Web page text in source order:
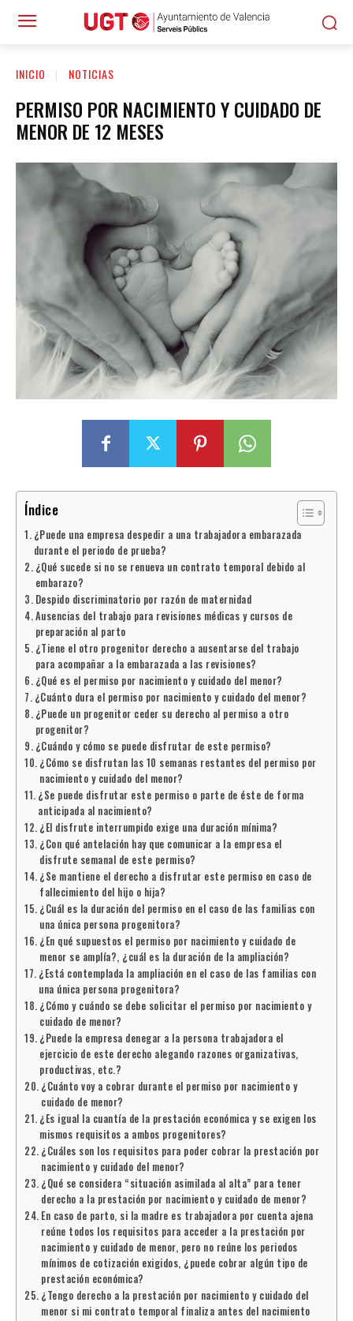
INICIO NOTICIAS
PERMISO POR NACIMIENTO Y CUIDADO DE
MENOR DE 12 MESES
Índice
¿Puede una empresa despedir a una trabajadora embarazada
durante el periodo de prueba?
¿Qué sucede si no se renueva un contrato temporal debido al
embarazo?
Despido discriminatorio por razón de maternidad
Ausencias del trabajo para revisiones médicas y cursos de
preparación al parto
¿Tiene el otro progenitor derecho a ausentarse del trabajo
para acompañar a la embarazada a las revisiones?
¿Qué es el permiso por nacimiento y cuidado del menor?
¿Cuánto dura el permiso por nacimiento y cuidado del menor?
¿Puede un progenitor ceder su derecho al permiso a otro
progenitor?
¿Cuándo y cómo se puede disfrutar de este permiso?
¿Cómo se disfrutan las 10 semanas restantes del permiso por
nacimiento y cuidado del menor?
¿Se puede disfrutar este permiso o parte de éste de forma
anticipada al nacimiento?
¿El disfrute interrumpido exige una duración mínima?
¿Con qué antelación hay que comunicar a la empresa el
disfrute semanal de este permiso?
¿Se mantiene el derecho a disfrutar este permiso en caso de
fallecimiento del hijo o hija?
¿Cuál es la duración del permiso en el caso de las familias con
una única persona progenitora?
¿En qué supuestos el permiso por nacimiento y cuidado de
menor se amplía?, ¿cuál es la duración de la ampliación?
¿Está contemplada la ampliación en el caso de las familias con
una única persona progenitora?
¿Cómo y cuándo se debe solicitar el permiso por nacimiento y
cuidado de menor?
¿Puede la empresa denegar a la persona trabajadora el
ejercicio de este derecho alegando razones organizativas,
productivas, etc.?
¿Cuánto voy a cobrar durante el permiso por nacimiento y
cuidado de menor?
¿Es igual la cuantía de la prestación económica y se exigen los
mismos requisitos a ambos progenitores?
¿Cuáles son los requisitos para poder cobrar la prestación por
nacimiento y cuidado del menor?
¿Qué se considera “situación asimilada al alta” para tener
derecho a la prestación por nacimiento y cuidado de menor?
En caso de parto, si la madre es trabajadora por cuenta ajena
reúne todos los requisitos para acceder a la prestación por
nacimiento y cuidado de menor, pero no reúne los periodos
mínimos de cotización exigidos, ¿puede cobrar algún tipo de
prestación económica?
¿Tengo derecho a la prestación por nacimiento y cuidado del
menor si mi contrato temporal finaliza antes del nacimiento